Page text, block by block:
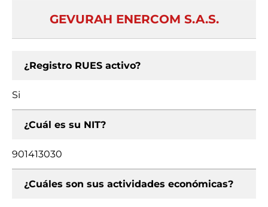
GEVURAH ENERCOM S.A.S.
¿Registro RUES activo?
Si
¿Cuál es su NIT?
901413030
¿Cuáles son sus actividades económicas?